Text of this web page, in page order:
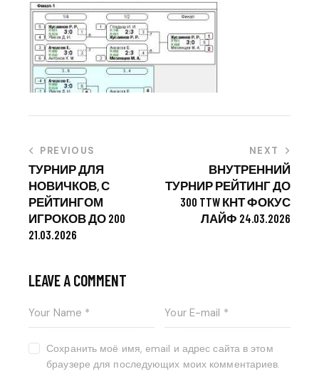
PREVIOUS
ТУРНИР ДЛЯ
НОВИЧКОВ, С
РЕЙТИНГОМ
ИГРОКОВ ДО 200
21.03.2026
NEXT
ВНУТРЕННИЙ
ТУРНИР РЕЙТИНГ ДО
300 TTW КНТ ФОКУС
ЛАЙФ 24.03.2026
LEAVE A COMMENT
Сохранить моё имя, email и адрес сайта в этом
браузере для последующих моих комментариев.